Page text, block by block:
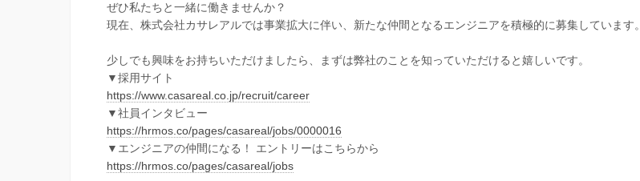
ぜひ私たちと一緒に働きませんか？
現在、株式会社カサレアルでは事業拡大に伴い、新たな仲間となるエンジニアを積極的に募集しています。
少しでも興味をお持ちいただけましたら、まずは弊社のことを知っていただけると嬉しいです。
▼採用サイト
https://www.casareal.co.jp/recruit/career
▼社員インタビュー
https://hrmos.co/pages/casareal/jobs/0000016
▼エンジニアの仲間になる！ エントリーはこちらから
https://hrmos.co/pages/casareal/jobs